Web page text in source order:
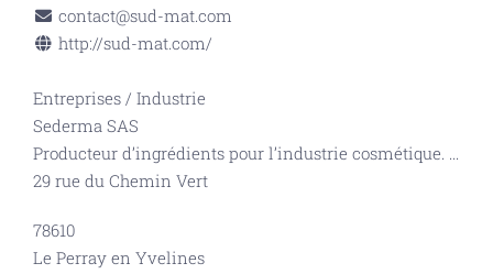
contact@sud-mat.com
http://sud-mat.com/
Entreprises / Industrie
Sederma SAS
Producteur d’ingrédients pour l’industrie cosmétique. ...
29 rue du Chemin Vert
78610
Le Perray en Yvelines